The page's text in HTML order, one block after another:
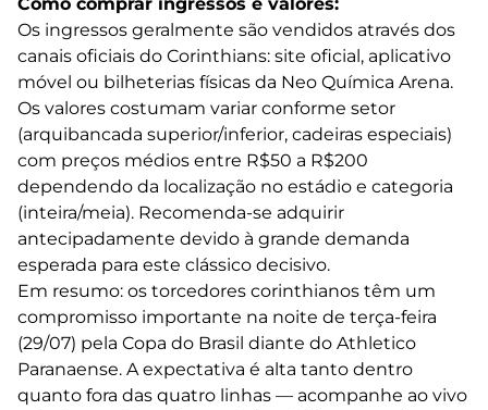
Os ingressos geralmente são vendidos através dos
canais oficiais do Corinthians: site oficial, aplicativo
móvel ou bilheterias físicas da Neo Química Arena.
Os valores costumam variar conforme setor
(arquibancada superior/inferior, cadeiras especiais)
com preços médios entre R$50 a R$200
dependendo da localização no estádio e categoria
(inteira/meia). Recomenda-se adquirir
antecipadamente devido à grande demanda
esperada para este clássico decisivo.
Em resumo: os torcedores corinthianos têm um
compromisso importante na noite de terça-feira
(29/07) pela Copa do Brasil diante do Athletico
Paranaense. A expectativa é alta tanto dentro
quanto fora das quatro linhas — acompanhe ao vivo